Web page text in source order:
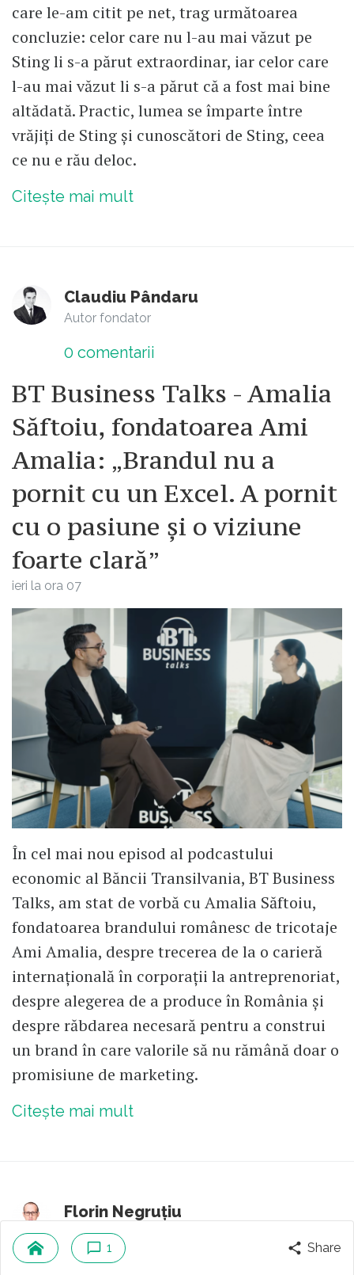
care le-am citit pe net, trag următoarea
concluzie: celor care nu l-au mai văzut pe
Sting li s-a părut extraordinar, iar celor care
l-au mai văzut li s-a părut că a fost mai bine
altădată. Practic, lumea se împarte între
vrăjiți de Sting și cunoscători de Sting, ceea
ce nu e rău deloc.
Citește mai mult
Claudiu Pândaru
Autor fondator
0 comentarii
BT Business Talks - Amalia
Săftoiu, fondatoarea Ami
Amalia: „Brandul nu a
pornit cu un Excel. A pornit
cu o pasiune și o viziune
foarte clară”
ieri la ora 07
În cel mai nou episod al podcastului
economic al Băncii Transilvania, BT Business
Talks, am stat de vorbă cu Amalia Săftoiu,
fondatoarea brandului românesc de tricotaje
Ami Amalia, despre trecerea de la o carieră
internațională în corporații la antreprenoriat,
despre alegerea de a produce în România și
despre răbdarea necesară pentru a construi
un brand în care valorile să nu rămână doar o
promisiune de marketing.
Citește mai mult
Florin Negruțiu
Autor fondator
comentarii
1 Share